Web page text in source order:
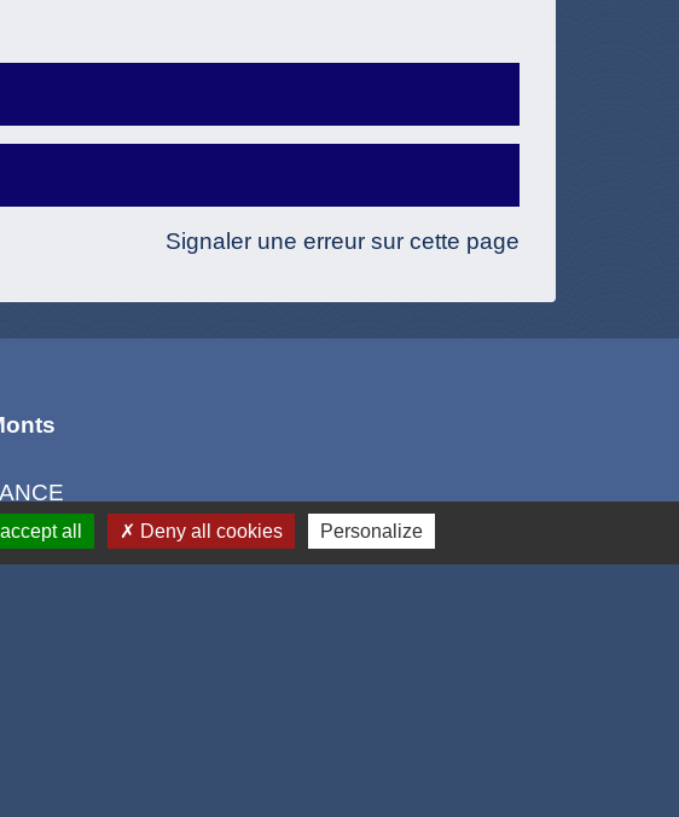
Signaler une erreur sur cette page
all Deny all cookies Personalize